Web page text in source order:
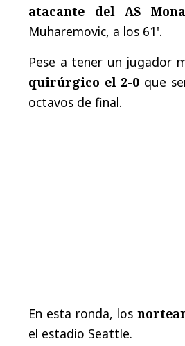
atacante del AS
Muharemovic, a los 61'.
Pese a tener un jugador
quirúrgico el 2-0 que
octavos de final.
En esta ronda, los
el estadio Seattle.